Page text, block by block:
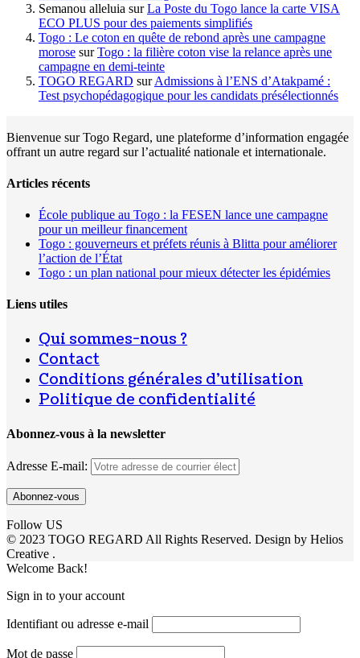
Semanou alleluia surLa Poste du Togo lance la carte VISA
ECO PLUS pour des paiements simplifiés
Togo : Le coton en quête de rebond après une campagne
morose surTogo : la filière coton vise la relance après une
campagne en demi-teinte
TOGO REGARD surAdmissions à l’ENS d’Atakpamé :
Test psychopédagogique pour les candidats présélectionnés
Bienvenue sur Togo Regard, une plateforme d’information engagée
offrant un autre regard sur l’actualité nationale et internationale.
Articles récents
École publique au Togo : la FESEN lance une campagne
pour un meilleur financement
Togo : gouverneurs et préfets réunis à Blitta pour améliorer
l’action de l’État
Togo : un plan national pour mieux détecter les épidémies
Liens utiles
Qui sommes-nous ?
Contact
Conditions générales d’utilisation
Politique de confidentialité
Abonnez-vous à la newsletter
Adresse E-mail:
Follow US
© 2023 TOGO REGARD All Rights Reserved. Design by Helios
Creative .
Welcome Back!
Sign in to your account
Identifiant ou adresse e-mail
Mot de passe